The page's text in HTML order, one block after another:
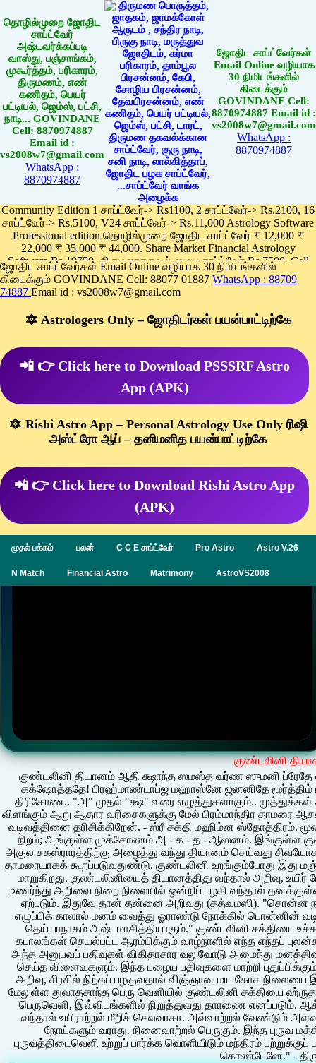
தொழில்முறை ஜோதிட
சாப்ட்வேர்
அஷ்டவர்க்கப்படி
வாஸ்து, பஞ்சாங்கம்,
முகூர்த்தம், பரிகாரம்,
திருமணம், எண்
கணிதம், பெயர்
பட்டியல், ஜெம்ஸ், பட்சி,
நாடி... GOVINDANE
Cell: 8870974887
Email id :
vs2008w7@gmail.com
WhatsApp :
8870974887
ஜோதிட சாப்ட்வேர்கள்
Email Online வழியாக
30 நிமிடங்களில்
கிடைக்கும்
GOVINDANE Cell:
8870974887 Email id :
vs2008w7@gmail.com
WhatsApp :
8870974887
Community Edition 1 சாப்ட்வேர்-> Rs1100, 2 சாப்ட்வேர்-> Rs.2100, 16
சாப்ட்வேர்-> Rs.5100, V24 சாப்ட்வேர்-> Rs.11,000 Astrology Software
Professional edition தொழில்முறை ஜோதிட சாப்ட்வேர் ₹ 12,000 ₹
22,000 ₹ 35,000 ₹ 44,000. Share Market Financial Astrology
Software Rs.19750, திருமணதகவல் மைய சாப்ட்வேர் Rs.7500, Cell
Phone App Rs. 1100
Pay online
ஜோதிட சாப்ட்வேர்கள் Email Online வழியாக 30 நிமிடங்களில்
கிடைக்கும் GOVINDANE Cell: 88077 01887 WhatsApp : 88709
74887 Email id : vs2008w7@gmail.com
🔯 Astrologers Only – ஜோதிடர்கள் பயன்பாட்டிற்கே
📲 👉 Click here to Download PSSSRF Astro
App (APK)
🔯 Rishi Astro App – Personal Astrology Use Only ரிஷி
அஸ்ட்ரோ ஆப் – தனிமனித பயன்பாட்டிற்கே
📲 👉 Click here to Download Rishi Astro App
(APK)
முதல் பக்கம் பலன் C C E சாப்ட்வேர் Pro Astro Astro V.26
N Match Financial Astro Matrimony AstroVS2008
குண்டலினி
குண்டலினி தியானம் ஆதி க்ஷாந்த ஸமஸ்த வர்ண ஸுமனி ப்ரேதே
கக்ஷோத்ததே! பிரஹ்மாண்டாப்ஜ மஹாஸ்னே ஜனனிதே
திரிகோண.. "அ" முதல் "க்ஷ" வரை எழுத்துகளாகும்..
விளங்கும் ஆறு ஆதார வரிசைகளுக்கு மேல் பிரம்மாந்திர
வடிவத்தினை தரிசிக்கிறேன். - ஸ்ரீ சக்தி மஹிம்ன ஸ்தோத்திரம்.
நிறம்; அங்குள்ள முக்கோணம் அ - க - த - ஆஸனம். இங்குள்ள
அகுல சகஸ்ராரத்திற்கு அழைத்து வந்து தியானம் செய்வது
தாமரையாகக் கூறப்படுவதுண்டு. குண்டலினி உறங்கும்போது இது
மாறுகிறது. குண்டலினியைத் தியானத்திது வந்தால் அறிவு,
உணர்ந்து அறிவை நிறை நிலையில் ஒன்றிப் பழகி வந்தால்
ஏற்படும். இதுவே தான் தன்னை அறிவது (தத்வமஸி). "சொன்ன
எழுப்பிக் காலால் மனம் வைத்து ஓராண்டு நோக்கில் பொன்னின்
தெய்யாநாகம் அஷ்டமாசித்தியாகும்." குண்டலினி சக்தியை
கபாலங்கள் செயல்பட்ட ஆரம்பிக்கும் வாழ்நாளில் எந்த எந்தப்
அந்த அனுபவப் பதிவுகள் விகிதாசார வலுவோடு அமைந்து
செய்த விளைவுகளும். இந்த பழைய பதிவுகளை மாற்றி
அறிவு, சிரசில் நிற்கப் பழகுவதால் விஞ்ஞான மய கோச நிலையை
மேலுள்ள துவாதசாந்த பெரு வெளியில் குண்டலினி சக்தியை
பெருவெளி, இவ்விடங்களில் நிறுத்துவது தாரணை எனப்படும்.
வந்தால் உயிராற்றல் மீறிச் செலவாகா. அவ்வாற்றல் வேண்டும்
நோய்களும் வராது. நினைவாற்றல் பெருகும். இந்த புருவ
புருவத்திடைவெளி உற்றுப் பார்க்க வொளியிடும் மந்திரம்
கொண்டேனே." -